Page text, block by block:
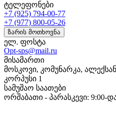
ტელეფონები
+7 (925) 794-00-77
+7 (977) 800-05-26
ზარის მოთხოვნა
ელ. ფოსტა
Opt-sps@mail.ru
მისამართი
მოსკოვი, კომუნარკა,
კორპუსი 1
სამუშაო საათები
ორშაბათი - პარასკევი: 9:00-